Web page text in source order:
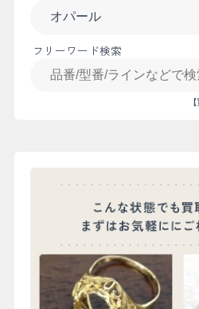
フリーワード検索